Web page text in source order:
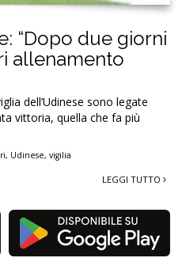
“Dopo due giorni
allenamento
dell’Udinese sono legate
vittoria, quella che fa più
, Udinese, vigilia
LEGGI TUTTO